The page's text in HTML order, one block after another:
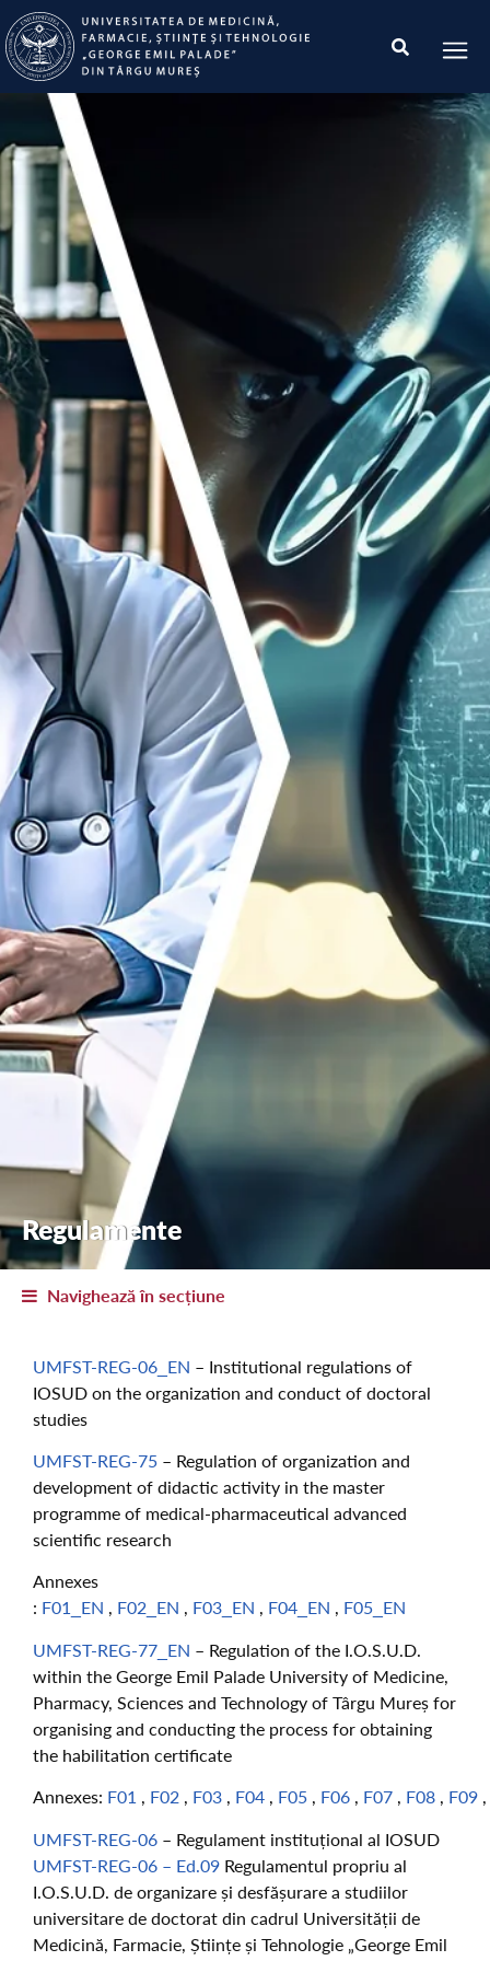
Regulamente
Navighează în secțiune
UMFST-REG-06_EN – Institutional regulations of
IOSUD on the organization and conduct of doctoral
studies
UMFST-REG-75 – Regulation of organization and
development of didactic activity in the master
programme of medical-pharmaceutical advanced
scientific research
Annexes
: F01_EN , F02_EN , F03_EN , F04_EN , F05_EN
UMFST-REG-77_EN – Regulation of the I.O.S.U.D.
within the George Emil Palade University of Medicine,
Pharmacy, Sciences and Technology of Târgu Mureș for
organising and conducting the process for obtaining
the habilitation certificate
Annexes: F01 , F02 , F03 , F04 , F05 , F06 , F07 , F08 , F09 ,
UMFST-REG-06 – Regulament instituțional al IOSUD
UMFST-REG-06 – Ed.09 Regulamentul propriu al
I.O.S.U.D. de organizare și desfășurare a studiilor
universitare de doctorat din cadrul Universității de
Medicină, Farmacie, Științe și Tehnologie „George Emil